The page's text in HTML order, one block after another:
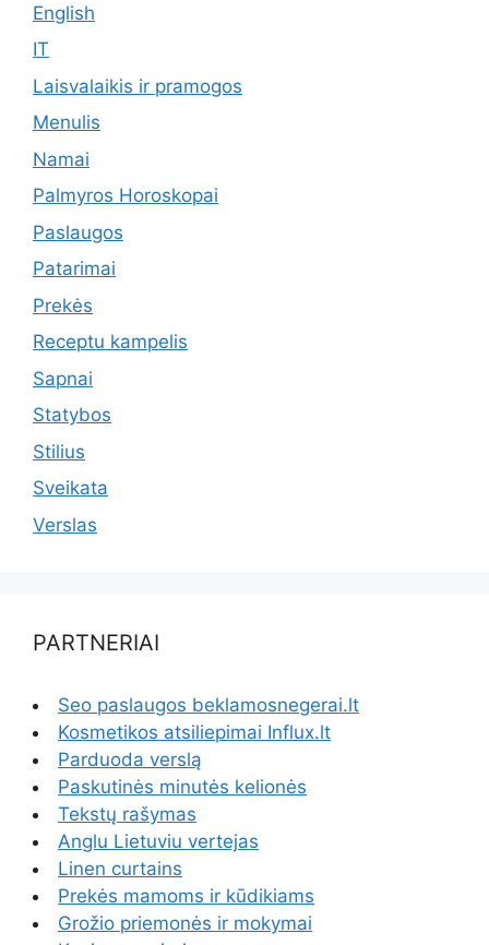
English
IT
Laisvalaikis ir pramogos
Menulis
Namai
Palmyros Horoskopai
Paslaugos
Patarimai
Prekės
Receptu kampelis
Sapnai
Statybos
Stilius
Sveikata
Verslas
PARTNERIAI
Seo paslaugos beklamosnegerai.lt
Kosmetikos atsiliepimai Influx.lt
Parduoda verslą
Paskutinės minutės kelionės
Tekstų rašymas
Anglu Lietuviu vertejas
Linen curtains
Prekės mamoms ir kūdikiams
Grožio priemonės ir mokymai